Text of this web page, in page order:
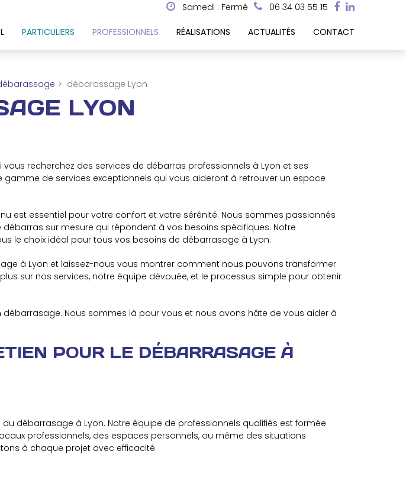
Samedi : Fermé 06 34 03 55 15
PARTICULIERS PROFESSIONNELS RÉALISATIONS ACTUALITÉS CONTACT
débarassage Lyon
LYON
! Si vous recherchez des services de débarras professionnels à Lyon et ses
de services exceptionnels qui vous aideront à retrouver un espace
est essentiel pour votre confort et votre sérénité. Nous sommes passionnés
sur mesure qui répondent à vos besoins spécifiques. Notre
le choix idéal pour tous vos besoins de débarrasage à Lyon.
à Lyon et laissez-nous vous montrer comment nous pouvons transformer
sur nos services, notre équipe dévouée, et le processus simple pour obtenir
Nous sommes là pour vous et nous avons hâte de vous aider à
POUR LE DÉBARRASAGE À
du débarrasage à Lyon. Notre équipe de professionnels qualifiés est formée
professionnels, des espaces personnels, ou même des situations
à chaque projet avec efficacité.